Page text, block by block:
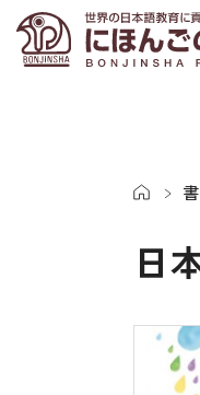
日本語学
日